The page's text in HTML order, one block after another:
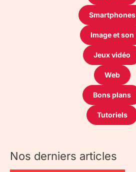
Smartphones
Image et son
Jeux vidéo
Web
Bons plans
Tutoriels
Nos derniers articles